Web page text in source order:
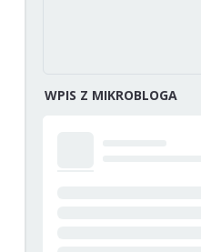
WPIS Z MIKROBLOGA